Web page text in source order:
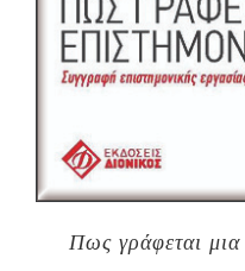
Πως γράφεται